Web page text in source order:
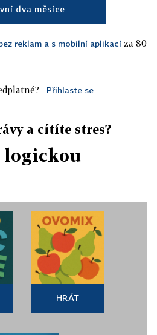
dva měsíce
reklam a s mobilní aplikací za 80
Přihlaste se
a cítíte stres?
logickou
HRÁT